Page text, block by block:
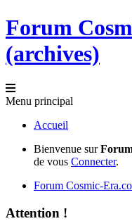
Forum
(archives)
Menu principal
Accueil
Bienvenue sur
de vous Connecter.
Forum Cosmic-
Attention !